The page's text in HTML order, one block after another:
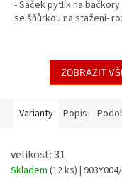
- Sáček pytlík na bačkory
se šňůrkou na stažení-
ZOBRAZIT
Varianty Popis
velikost: 31
Skladem (12 ks) |